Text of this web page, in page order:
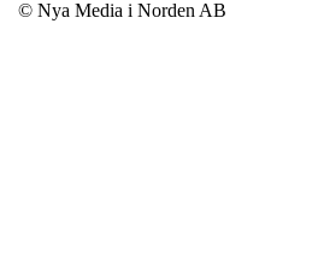
© Nya Media i Norden AB